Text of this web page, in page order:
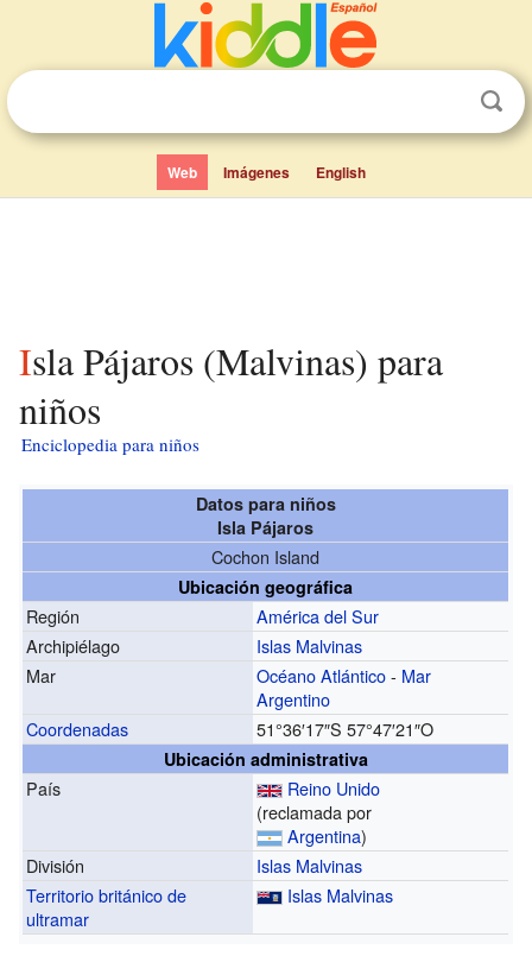
Web Imágenes English
Isla Pájaros (Malvinas) para
niños
Enciclopedia para niños
Datos para niños
Isla Pájaros
Cochon Island
Ubicación geográfica
Región
América del Sur
Archipiélago
Islas Malvinas
Mar
Océano Atlántico- Mar
Argentino
Coordenadas
51°36′17″S 57°47′21″O
Ubicación administrativa
País
Reino Unido
(reclamada por
Argentina)
División
Islas Malvinas
Territorio británico de
ultramar
Islas Malvinas